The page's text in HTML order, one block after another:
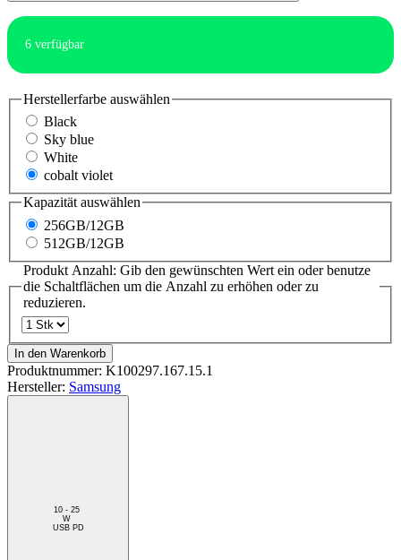
6 verfügbar
Herstellerfarbe auswählen
Black
Sky blue
White
cobalt violet
Kapazitätauswählen
256GB/12GB
512GB/12GB
Produkt Anzahl: Gib den gewünschten Wert ein oder benutze
die Schaltflächen um die Anzahl zu erhöhen oder zu
reduzieren.
In den Warenkorb
Produktnummer: K100297.167.15.1
Hersteller: Samsung
10 - 25
W
USB PD